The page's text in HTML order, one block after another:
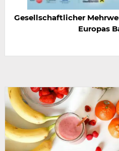
Gesellschaftlicher
Europas